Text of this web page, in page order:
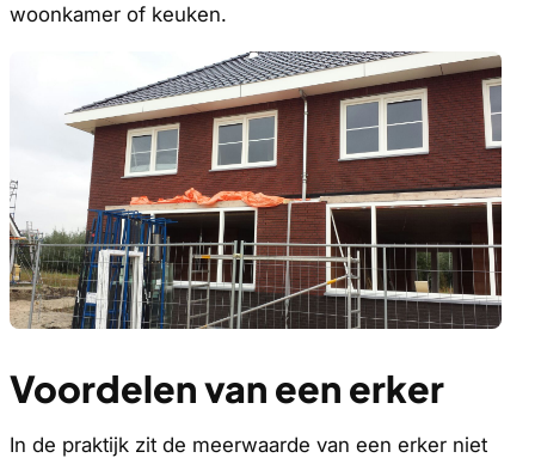
woonkamer of keuken.
Voordelen van een erker
In de praktijk zit de meerwaarde van een erker niet